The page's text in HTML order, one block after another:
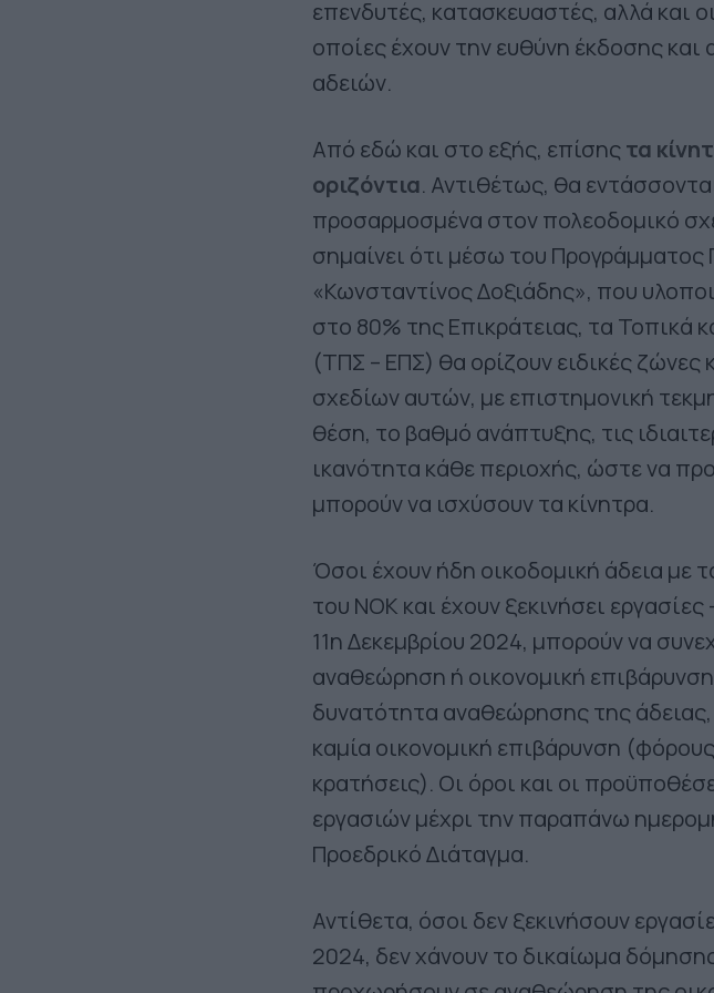
επενδυτές, κατασκευαστές, αλλά και
οποίες έχουν την ευθύνη έκδοσης
αδειών.
Από εδώ και στο εξής, επίσηςτα
οριζόντια. Αντιθέτως, θα
προσαρμοσμένα στον πολεοδομικό
σημαίνει ότι μέσω του
«Κωνσταντίνος Δοξιάδης», που
στο 80% της Επικράτειας, τα Τοπικά
(ΤΠΣ – ΕΠΣ) θα ορίζουν ειδικές ζώνες
σχεδίων αυτών, με επιστημονική
θέση, το βαθμό ανάπτυξης, τις
ικανότητα κάθε περιοχής, ώστε να
μπορούν να ισχύσουν τα κίνητρα.
Όσοι έχουν ήδη οικοδομική άδεια με
του ΝΟΚ και έχουν ξεκινήσει
11η Δεκεμβρίου 2024, μπορούν να
αναθεώρηση ή οικονομική
δυνατότητα αναθεώρησης της
καμία οικονομική επιβάρυνση
κρατήσεις). Οι όροι και οι
εργασιών μέχρι την παραπάνω
Προεδρικό Διάταγμα.
Αντίθετα, όσοι δεν ξεκινήσουν
2024, δεν χάνουν το δικαίωμα